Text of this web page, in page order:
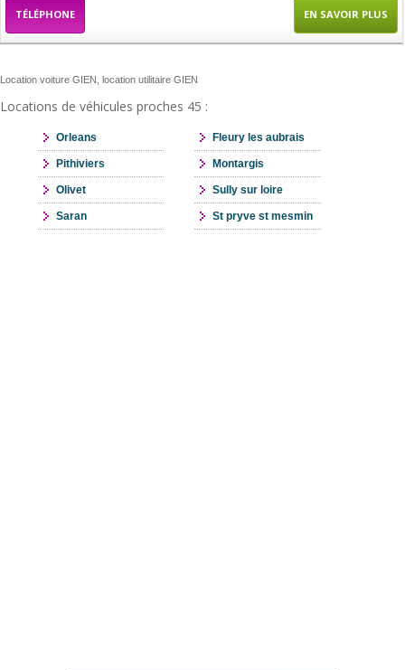
TÉLÉPHONE EN SAVOIR PLUS
Location voiture GIEN, location utilitaire GIEN
Locations de véhicules proches 45 :
Orleans Fleury les aubrais
Pithiviers Montargis
Olivet Sully sur loire
Saran St pryve st mesmin